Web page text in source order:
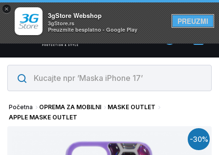
×
3gStore Webshop
3gStore.rs
Preuzmite besplatno - Google Play
PREUZMI
Svi proizvodi su na lageru. Slanje istog dana!
0
Početna OPREMA ZA MOBILNI
MASKE OUTLET
APPLE MASKE OUTLET
-30%